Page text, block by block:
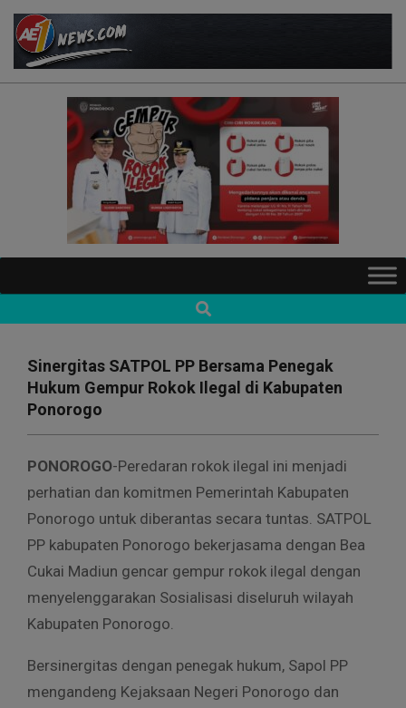
Skip
content
AE1NEWS
Navigation
Search
Sinergitas SATPOL PP Bersama Penegak
Hukum Gempur Rokok Ilegal di Kabupaten
Ponorogo
PONOROGO-Peredaran rokok ilegal ini menjadi
perhatian dan komitmen Pemerintah Kabupaten
Ponorogo untuk diberantas secara tuntas. SATPOL
PP kabupaten Ponorogo bekerjasama dengan Bea
Cukai Madiun gencar gempur rokok ilegal dengan
menyelenggarakan Sosialisasi diseluruh wilayah
Kabupaten Ponorogo.
Bersinergitas dengan penegak hukum, Sapol PP
mengandeng Kejaksaan Negeri Ponorogo dan